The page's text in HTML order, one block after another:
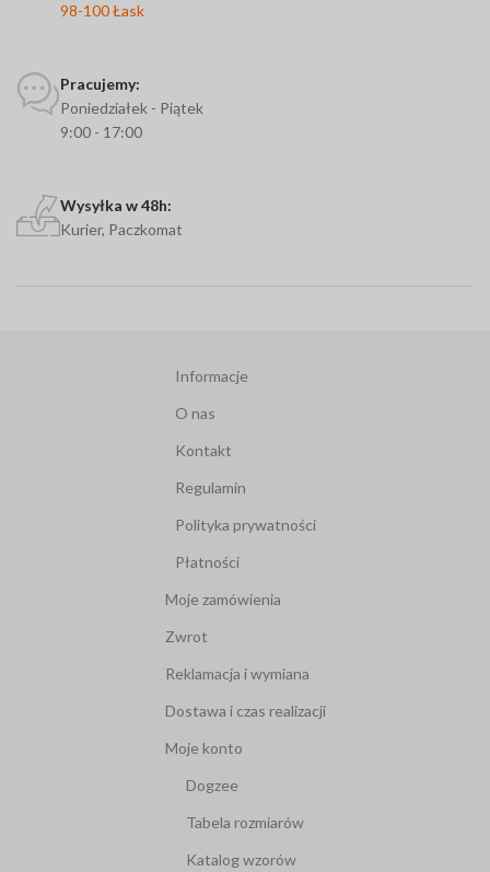
98-100 Łask
Pracujemy:
Poniedziałek - Piątek
9:00 - 17:00
Wysyłka w 48h:
Kurier, Paczkomat
Informacje
O nas
Kontakt
Regulamin
Polityka prywatności
Płatności
Moje zamówienia
Zwrot
Reklamacja i wymiana
Dostawa i czas realizacji
Moje konto
Dogzee
Tabela rozmiarów
Katalog wzorów